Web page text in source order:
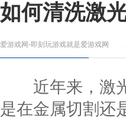
如何清洗激
爱游戏网-即刻玩游戏就是爱游戏网
近年来，激光
是在金属切割还